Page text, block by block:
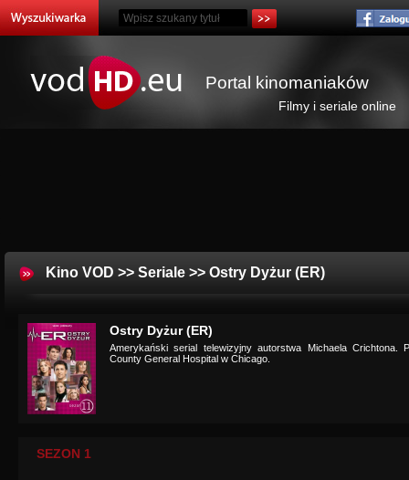
Portal kinomaniaków
Filmy i seriale online
Kino VOD >> Seriale >> Ostry Dyżur (ER)
Ostry Dyżur (ER)
Amerykański serial telewizyjny autorstwa Michaela Crichtona.
County General Hospital w Chicago.
SEZON 1